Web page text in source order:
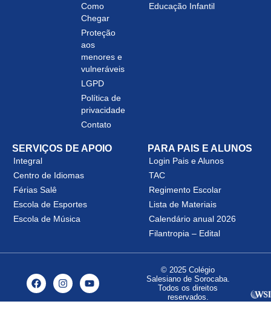
Como
Chegar
Proteção
aos
menores e
vulneráveis
LGPD
Política de
privacidade
Contato
Educação Infantil
SERVIÇOS DE APOIO
Integral
Centro de Idiomas
Férias Salê
Escola de Esportes
Escola de Música
PARA PAIS E ALUNOS
Login Pais e Alunos
TAC
Regimento Escolar
Lista de Materiais
Calendário anual 2026
Filantropia – Edital
© 2025 Colégio
Salesiano de Sorocaba.
Todos os direitos
reservados.